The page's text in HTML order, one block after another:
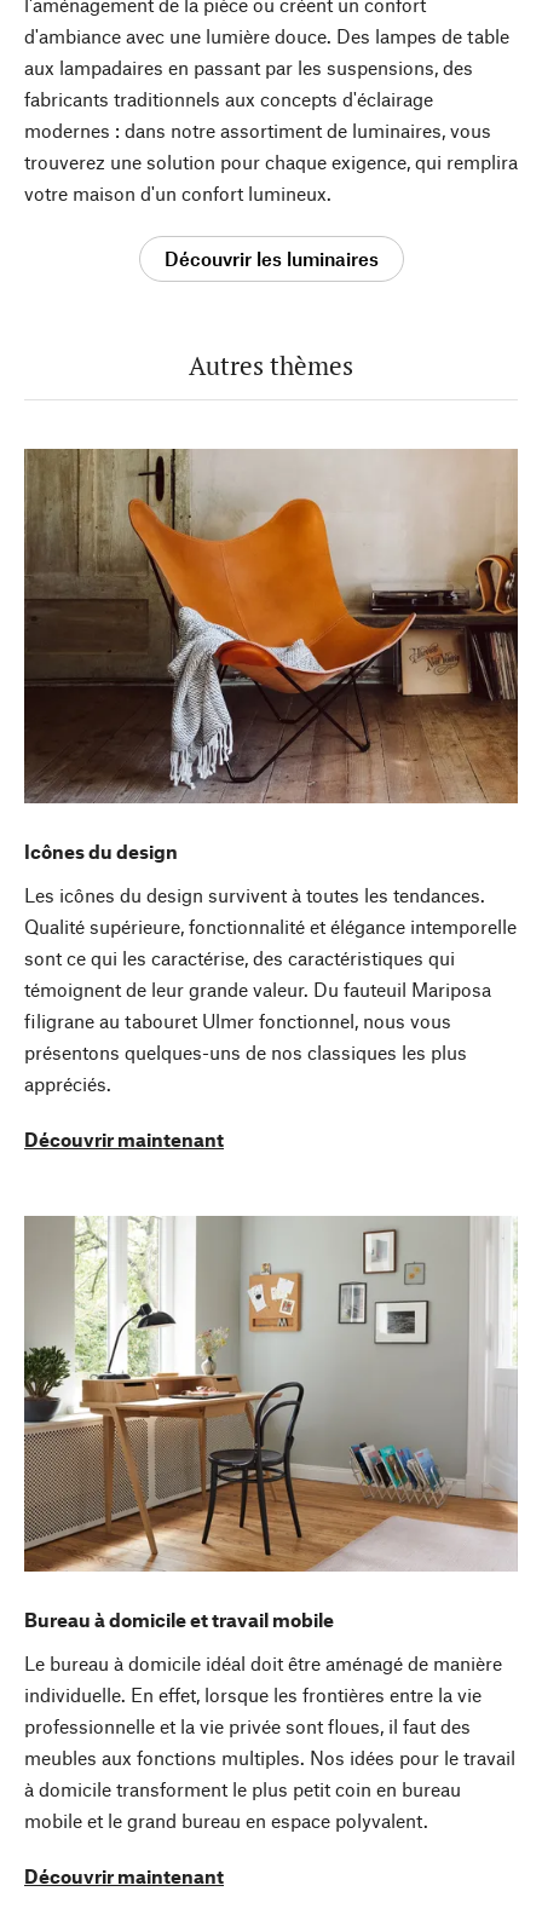
d'ambiance avec une lumière douce. Des lampes de table
aux lampadaires en passant par les suspensions, des
fabricants traditionnels aux concepts d'éclairage
modernes : dans notre assortiment de luminaires, vous
trouverez une solution pour chaque exigence, qui remplira
votre maison d'un confort lumineux.
Découvrir les luminaires
Autres thèmes
Icônes du design
Les icônes du design survivent à toutes les tendances.
Qualité supérieure, fonctionnalité et élégance intemporelle
sont ce qui les caractérise, des caractéristiques qui
témoignent de leur grande valeur. Du fauteuil Mariposa
filigrane au tabouret Ulmer fonctionnel, nous vous
présentons quelques-uns de nos classiques les plus
appréciés.
Découvrir maintenant
Bureau à domicile et travail mobile
Le bureau à domicile idéal doit être aménagé de manière
individuelle. En effet, lorsque les frontières entre la vie
professionnelle et la vie privée sont floues, il faut des
meubles aux fonctions multiples. Nos idées pour le travail
à domicile transforment le plus petit coin en bureau
mobile et le grand bureau en espace polyvalent.
Découvrir maintenant